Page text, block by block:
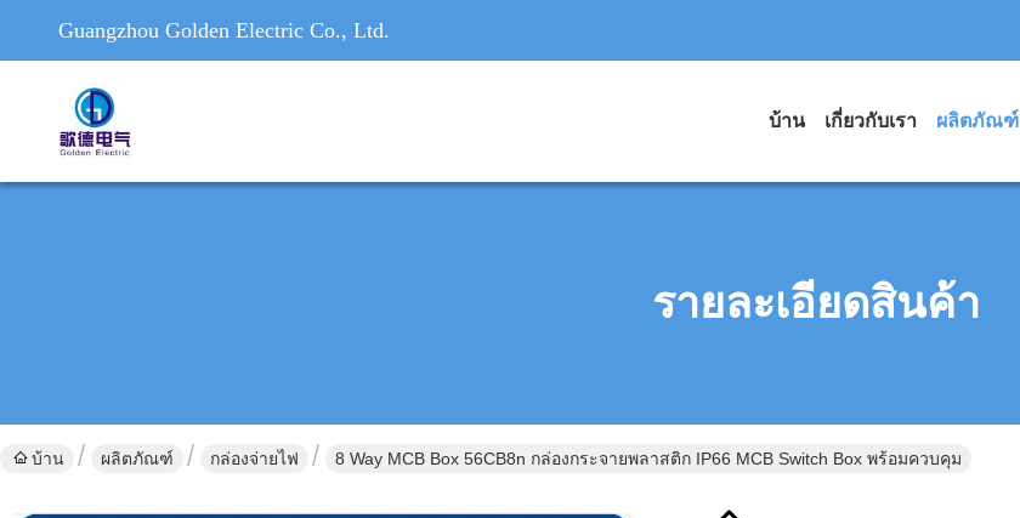
Guangzhou Golden Electric Co., Ltd.
บ้าน เกี่ยวกับเรา ผลิตภัณฑ์
รายละเอียดสินค้า
บ้าน ผลิตภัณฑ์ กล่องจ่ายไฟ 8 Way MCB Box 56CB8n กล่องกระจายพลาสติก IP66 MCB Switch Box พร้อมควบคุม